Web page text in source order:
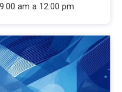
am a 12:00 pm